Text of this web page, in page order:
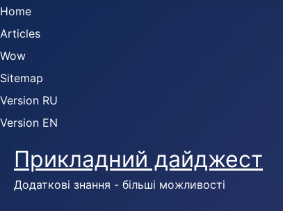
Home
Articles
Wow
Sitemap
Version RU
Version EN
Прикладний дайджест
Додаткові знання - більші можливості